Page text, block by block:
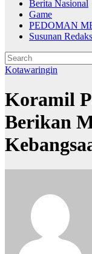
Berita Nasional
Game
PEDOMAN
Susunan
Kotawaringin
Koramil
Berikan